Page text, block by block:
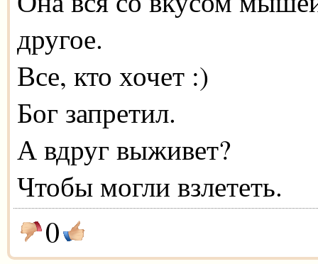
другое.
Все, кто хочет :)
Бог запретил.
А вдруг выживет?
Чтобы могли взлететь.
0